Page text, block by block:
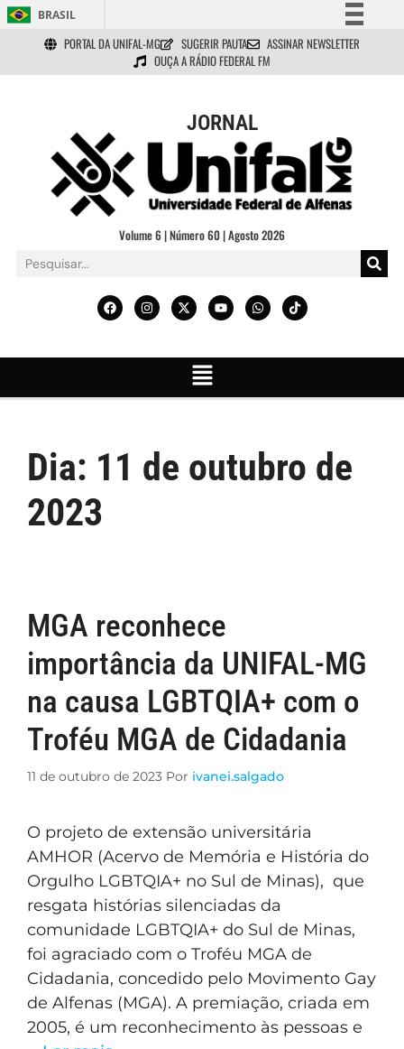
BRASIL
Simplifique!
Comunica BR
Acesso à informação
Legislação
Canais
PORTAL DA UNIFAL-MG SUGERIR PAUTA
ASSINAR NEWSLETTER
OUÇA A RÁDIO FEDERAL FM
JORNAL
Volume 6 | Número 60 | Agosto 2026
Dia: 11 de outubro de
2023
MGA reconhece
importância da UNIFAL-MG
na causa LGBTQIA+ com o
Troféu MGA de Cidadania
11 de outubro de 2023 Por ivanei.salgado
O projeto de extensão universitária
AMHOR (Acervo de Memória e História do
Orgulho LGBTQIA+ no Sul de Minas), que
resgata histórias silenciadas da
comunidade LGBTQIA+ do Sul de Minas,
foi agraciado com o Troféu MGA de
Cidadania, concedido pelo Movimento Gay
de Alfenas (MGA). A premiação, criada em
2005, é um reconhecimento às pessoas e